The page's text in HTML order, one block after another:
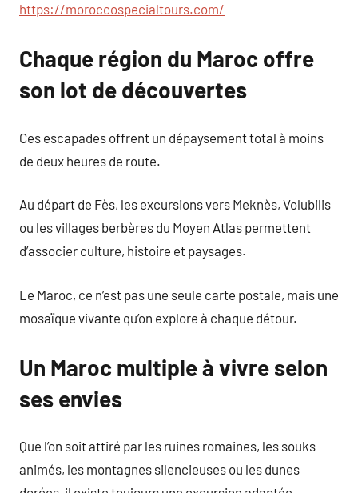
https://moroccospecialtours.com/
Chaque région du Maroc offre
son lot de découvertes
Ces escapades offrent un dépaysement total à moins
de deux heures de route.
Au départ de Fès, les excursions vers Meknès, Volubilis
ou les villages berbères du Moyen Atlas permettent
d’associer culture, histoire et paysages.
Le Maroc, ce n’est pas une seule carte postale, mais une
mosaïque vivante qu’on explore à chaque détour.
Un Maroc multiple à vivre selon
ses envies
Que l’on soit attiré par les ruines romaines, les souks
animés, les montagnes silencieuses ou les dunes